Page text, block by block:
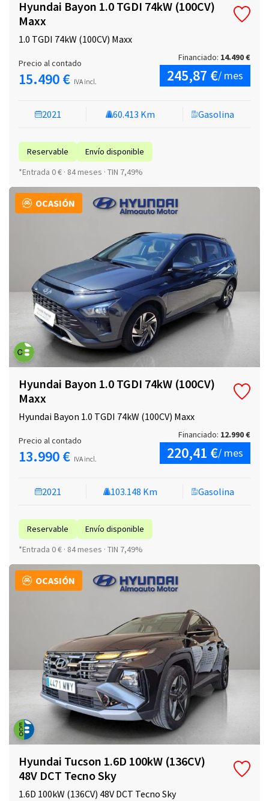
Hyundai Bayon 1.0 TGDI 74kW (100CV)
Maxx
1.0 TGDI 74kW (100CV) Maxx
2021 60.413 Km Gasolina
Reservable
Envío disponible
*Entrada 0 € · 84 meses · TIN 7,49%
Precio al contado
15.490 € IVA incl.
Financiado: 14.490 €
245,87 €/ mes
OCASIÓN
Hyundai Bayon 1.0 TGDI 74kW (100CV)
Maxx
Hyundai Bayon 1.0 TGDI 74kW (100CV) Maxx
2021 103.148 Km Gasolina
Reservable
Envío disponible
*Entrada 0 € · 84 meses · TIN 7,49%
Precio al contado
13.990 € IVA incl.
Financiado: 12.990 €
220,41 €/ mes
OCASIÓN
Hyundai Tucson 1.6D 100kW (136CV)
48V DCT Tecno Sky
1.6D 100kW (136CV) 48V DCT Tecno Sky